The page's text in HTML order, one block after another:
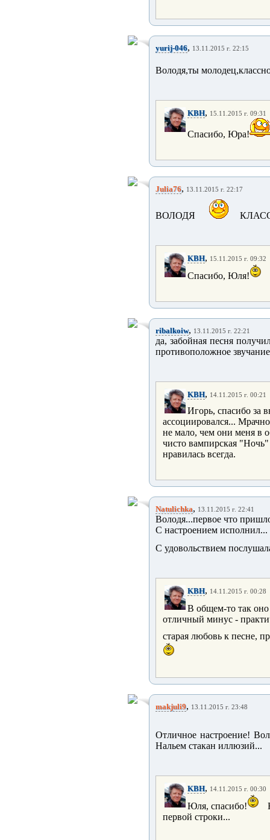
yurij-046, 13.11.2015 г. 22:15
Володя,ты
KBH, 15.11.2015 г. 09:31
Спасибо, Юра!
Julia76, 13.11.2015 г. 22:17
ВОЛОДЯ
KBH, 15.11.2015 г. 09:32
Спасибо, Юля!
ribalkoiw, 13.11.2015 г. 22:21
да, забойная песня
противоположное
KBH, 14.11.2015 г. 00:21
Игорь, спасибо за
ассоциировался...
не мало, чем они меня в
чисто вампирская
нравилась всегда.
Natulichka, 13.11.2015 г. 22:41
Володя...первое что
С настроением исполнил...
С удовольствием
KBH, 14.11.2015 г. 00:28
В общем-то так
отличный минус -
старая любовь к песне,
makjuli9, 13.11.2015 г. 23:48
Отличное настроение!
Нальем стакан иллюзий...
KBH, 14.11.2015 г. 00:30
Юля, спасибо!
первой строки...